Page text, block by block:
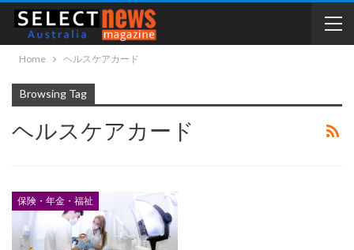
Home ヘルスケアカード
Browsing Tag
ヘルスケアカード
保険・年金・福祉